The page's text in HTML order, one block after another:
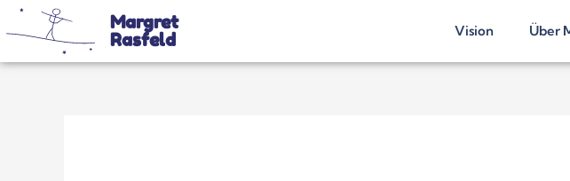
Margret
Rasfeld
Vision Über